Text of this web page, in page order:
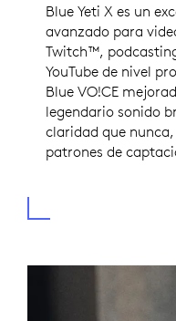
Blue Yeti X es un
avanzado para
Twitch™,
YouTube de nivel
Blue VO!CE
legendario sonido
claridad que
patrones de